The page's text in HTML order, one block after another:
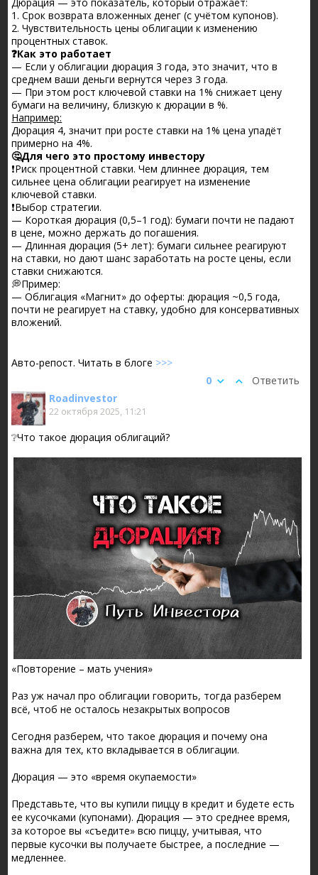
1. Срок возврата вложенных денег (с учётом купонов).
2. Чувствительность цены облигации к изменению
процентных ставок.
❓Как это работает
— Если у облигации дюрация 3 года, это значит, что в
среднем ваши деньги вернутся через 3 года.
— При этом рост ключевой ставки на 1% снижает цену
бумаги на величину, близкую к дюрации в %.
Например:
Дюрация 4, значит при росте ставки на 1% цена упадёт
примерно на 4%.
🤔Для чего это простому инвестору
❗️Риск процентной ставки. Чем длиннее дюрация, тем
сильнее цена облигации реагирует на изменение
ключевой ставки.
❗️Выбор стратегии.
— Короткая дюрация (0,5–1 год): бумаги почти не падают
в цене, можно держать до погашения.
— Длинная дюрация (5+ лет): бумаги сильнее реагируют
на ставки, но дают шанс заработать на росте цены, если
ставки снижаются.
💭Пример:
— Облигация «Магнит» до оферты: дюрация ~0,5 года,
почти не реагирует на ставку, удобно для консервативных
вложений.
Авто-репост. Читать в блоге >>>
Ответить
0
Roadinvestor
22 октября 2025, 11:21
❔Что такое дюрация облигаций?
«Повторение – мать учения»
Раз уж начал про облигации говорить, тогда разберем
всё, чтоб не осталось незакрытых вопросов
Сегодня разберем, что такое дюрация и почему она
важна для тех, кто вкладывается в облигации.
Дюрация — это «время окупаемости»
Представьте, что вы купили пиццу в кредит и будете есть
ее кусочками (купонами). Дюрация — это среднее время,
за которое вы «съедите» всю пиццу, учитывая, что
первые кусочки вы получаете быстрее, а последние —
медленнее.